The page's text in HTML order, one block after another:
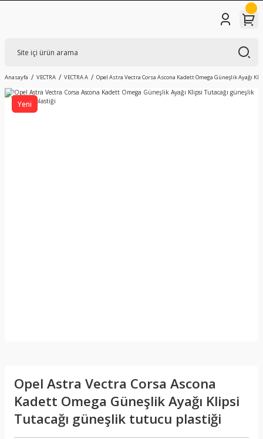
Anasayfa VECTRA VECTRA A Opel Astra Vectra Corsa Ascona Kadett Omega Güneşlik Ayağı
Yeni
Opel Astra Vectra Corsa Ascona
Kadett Omega Güneşlik Ayağı Klipsi
Tutacağı güneşlik tutucu plastiği